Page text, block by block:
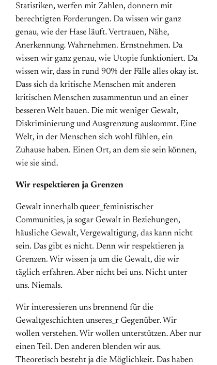
Statistiken, werfen mit Zahlen, donnern mit
berechtigten Forderungen. Da wissen wir ganz
genau, wie der Hase läuft. Vertrauen, Nähe,
Anerkennung. Wahrnehmen. Ernstnehmen. Da
wissen wir ganz genau, wie Utopie funktioniert. Da
wissen wir, dass in rund 90% der Fälle alles okay ist.
Dass sich da kritische Menschen mit anderen
kritischen Menschen zusammentun und an einer
besseren Welt bauen. Die mit weniger Gewalt,
Diskriminierung und Ausgrenzung auskommt. Eine
Welt, in der Menschen sich wohl fühlen, ein
Zuhause haben. Einen Ort, an dem sie sein können,
wie sie sind.
Wir respektieren ja Grenzen
Gewalt innerhalb queer_feministischer
Communities, ja sogar Gewalt in Beziehungen,
häusliche Gewalt, Vergewaltigung, das kann nicht
sein. Das gibt es nicht. Denn wir respektieren ja
Grenzen. Wir wissen ja um die Gewalt, die wir
täglich erfahren. Aber nicht bei uns. Nicht unter
uns. Niemals.
Wir interessieren uns brennend für die
Gewaltgeschichten unseres_r Gegenüber. Wir
wollen verstehen. Wir wollen unterstützen. Aber nur
einen Teil. Den anderen blenden wir aus.
Theoretisch besteht ja die Möglichkeit. Das haben